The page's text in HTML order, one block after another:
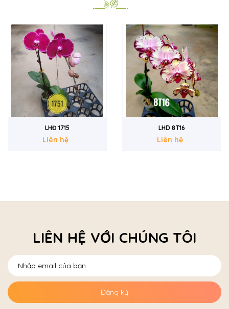
LHĐ 1715
Liên hệ
LHD 8T16
Liên hệ
LIÊN HỆ VỚI CHÚNG TÔI
Đăng ký